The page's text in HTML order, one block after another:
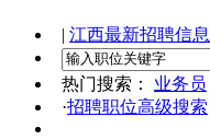
| 江西最新招聘信息
热门搜索： 业务员
·招聘职位高级搜索